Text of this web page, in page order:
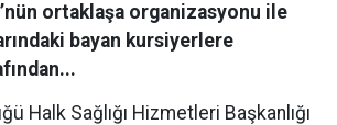
ortaklaşa organizasyonu ile
bayan kursiyerlere
Halk Sağlığı Hizmetleri Başkanlığı